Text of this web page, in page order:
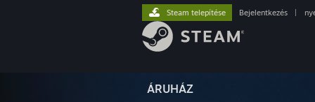
ÁRUHÁZ
Steam telepítése Bejelentkezés